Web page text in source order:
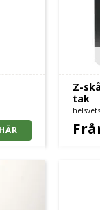
Z-
tak